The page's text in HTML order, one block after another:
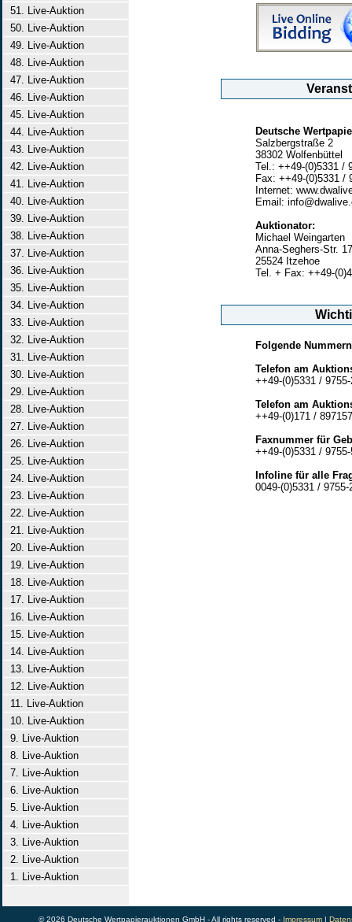
51. Live-Auktion
50. Live-Auktion
49. Live-Auktion
48. Live-Auktion
47. Live-Auktion
46. Live-Auktion
45. Live-Auktion
44. Live-Auktion
43. Live-Auktion
42. Live-Auktion
41. Live-Auktion
40. Live-Auktion
39. Live-Auktion
38. Live-Auktion
37. Live-Auktion
36. Live-Auktion
35. Live-Auktion
34. Live-Auktion
33. Live-Auktion
32. Live-Auktion
31. Live-Auktion
30. Live-Auktion
29. Live-Auktion
28. Live-Auktion
27. Live-Auktion
26. Live-Auktion
25. Live-Auktion
24. Live-Auktion
23. Live-Auktion
22. Live-Auktion
21. Live-Auktion
20. Live-Auktion
19. Live-Auktion
18. Live-Auktion
17. Live-Auktion
16. Live-Auktion
15. Live-Auktion
14. Live-Auktion
13. Live-Auktion
12. Live-Auktion
11. Live-Auktion
10. Live-Auktion
9. Live-Auktion
8. Live-Auktion
7. Live-Auktion
6. Live-Auktion
5. Live-Auktion
4. Live-Auktion
3. Live-Auktion
2. Live-Auktion
1. Live-Auktion
Deutsche
Salzbergstraße 2
38302 Wolfenbüttel
Tel.: ++49-(0)5331 /
Fax: ++49-(0)5331 /
Internet:
Email:
Auktionator:
Michael Weingarten
Anna-Seghers-Str. 17
25524 Itzehoe
Tel. + Fax: ++49-
Folgende
Telefon am
++49-(0)5331 /
Telefon am
++49-(0)171 /
Faxnummer für
++49-(0)5331 /
Infoline für alle
0049-(0)5331 / 9755-
© 2026 Deutsche Wertpapierauktionen GmbH - All rights reserved - Impressum|